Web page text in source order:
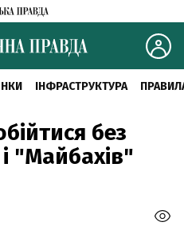
ІНФРАСТРУКТУРА
без
"Майбахів"